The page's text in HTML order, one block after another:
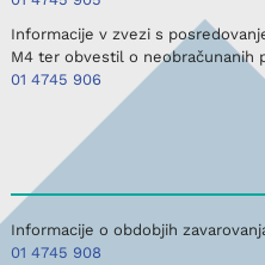
Informacije v zvezi s
M4 ter obvestil o neobračunanih
01 4745 906
Informacije o obdobjih
01 4745 908